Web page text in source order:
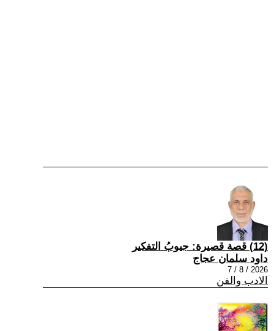
(12) قصة قصيرة: جيوبُ التفكير
داود سلمان عجاج
2026 / 8 / 7
الادب والفن